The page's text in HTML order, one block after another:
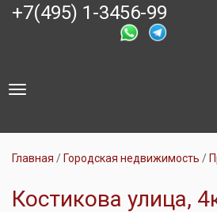
+7(495) 1-3456-99
Toggle
Главная Городская недвижимость
Костикова улица,